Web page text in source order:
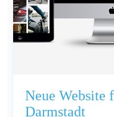
Neue Website
Darmstadt